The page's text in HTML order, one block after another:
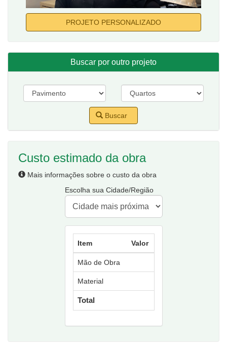
PROJETO PERSONALIZADO
Buscar por outro projeto
Buscar
Custo estimado da obra
Mais informações sobre o custo da obra
Escolha sua Cidade/Região
Item Valor
Mão de Obra
Material
Total